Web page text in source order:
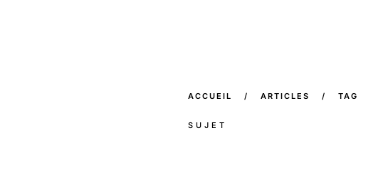
ACCUEIL / ARTICLES / TAG
SUJET